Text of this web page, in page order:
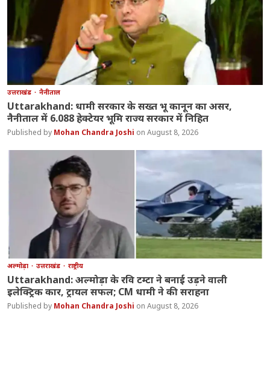
उत्तराखंड नैनीताल
Uttarakhand: धामी सरकार के सख्त भू कानून का असर,
नैनीताल में 6.088 हेक्टेयर भूमि राज्य सरकार में निहित
Mohan Chandra Joshi August 8, 2026
अल्मोड़ा उत्तराखंड राष्ट्रीय
Uttarakhand: अल्मोड़ा के रवि टम्टा ने बनाई उड़ने वाली
इलेक्ट्रिक कार, ट्रायल सफल; CM धामी ने की सराहना
Mohan Chandra Joshi August 8, 2026